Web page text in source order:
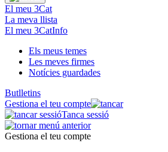
El meu 3Cat
La meva llista
El meu 3CatInfo
Els meus temes
Les meves firmes
Notícies guardades
Butlletins
Gestiona el teu compte
Tanca sessió
Gestiona el teu compte